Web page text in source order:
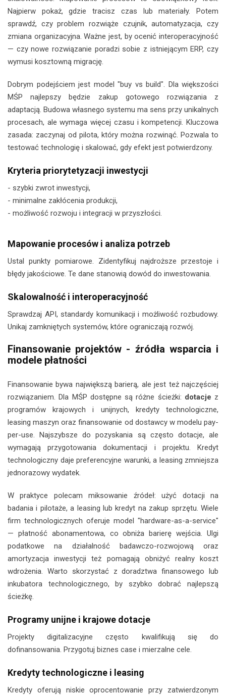
Najpierw pokaż, gdzie tracisz czas lub materiały. Potem
sprawdź, czy problem rozwiąże czujnik, automatyzacja, czy
zmiana organizacyjna. Ważne jest, by ocenić interoperacyjność
— czy nowe rozwiązanie poradzi sobie z istniejącym ERP, czy
wymusi kosztowną migrację.
Dobrym podejściem jest model "buy vs build". Dla większości
MŚP najlepszy będzie zakup gotowego rozwiązania z
adaptacją. Budowa własnego systemu ma sens przy unikalnych
procesach, ale wymaga więcej czasu i kompetencji. Kluczowa
zasada: zaczynaj od pilota, który można rozwinąć. Pozwala to
testować technologię i skalować, gdy efekt jest potwierdzony.
Kryteria priorytetyzacji inwestycji
- szybki zwrot inwestycji,
- minimalne zakłócenia produkcji,
- możliwość rozwoju i integracji w przyszłości.
Mapowanie procesów i analiza potrzeb
Ustal punkty pomiarowe. Zidentyfikuj najdroższe przestoje i
błędy jakościowe. Te dane stanowią dowód do inwestowania.
Skalowalność i interoperacyjność
Sprawdzaj API, standardy komunikacji i możliwość rozbudowy.
Unikaj zamkniętych systemów, które ograniczają rozwój.
Finansowanie projektów - źródła wsparcia i
modele płatności
Finansowanie bywa największą barierą, ale jest też najczęściej
rozwiązaniem. Dla MŚP dostępne są różne ścieżki: dotacje z
programów krajowych i unijnych, kredyty technologiczne,
leasing maszyn oraz finansowanie od dostawcy w modelu pay-
per-use. Najszybsze do pozyskania są często dotacje, ale
wymagają przygotowania dokumentacji i projektu. Kredyt
technologiczny daje preferencyjne warunki, a leasing zmniejsza
jednorazowy wydatek.
W praktyce polecam miksowanie źródeł: użyć dotacji na
badania i pilotaże, a leasing lub kredyt na zakup sprzętu. Wiele
firm technologicznych oferuje model "hardware-as-a-service"
— płatność abonamentowa, co obniża barierę wejścia. Ulgi
podatkowe na działalność badawczo-rozwojową oraz
amortyzacja inwestycji też pomagają obniżyć realny koszt
wdrożenia. Warto skorzystać z doradztwa finansowego lub
inkubatora technologicznego, by szybko dobrać najlepszą
ścieżkę.
Programy unijne i krajowe dotacje
Projekty digitalizacyjne często kwalifikują się do
dofinansowania. Przygotuj biznes case i mierzalne cele.
Kredyty technologiczne i leasing
Kredyty oferują niskie oprocentowanie przy zatwierdzonym